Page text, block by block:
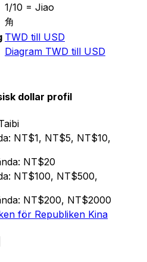
1/10 = Jiao
角
TWD till USD
Diagram TWD till USD
dollar profil
NT$1, NT$5, NT$10,
NT$20
NT$100, NT$500,
NT$200, NT$2000
för Republiken Kina